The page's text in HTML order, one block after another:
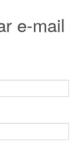
e-mail